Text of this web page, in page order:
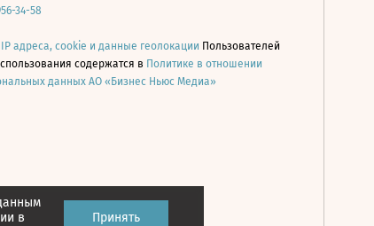
в
Принять
34-58
IP адреса, cookie и данные геолокации Пользователей
содержатся в Политике в отношении
данных АО «Бизнес Ньюс Медиа»